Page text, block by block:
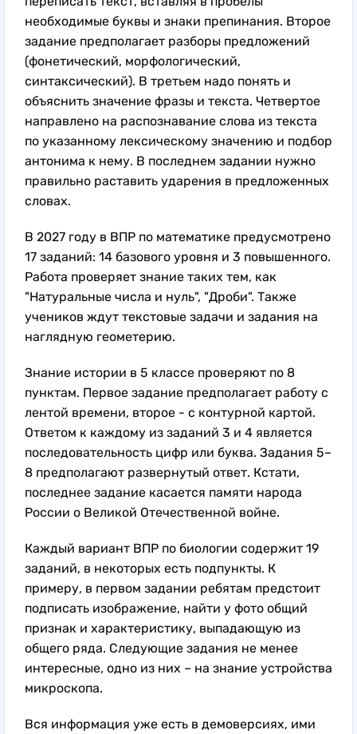
необходимые буквы и знаки препинания. Второе
задание предполагает разборы предложений
(фонетический, морфологический,
синтаксический). В третьем надо понять и
объяснить значение фразы и текста. Четвертое
направлено на распознавание слова из текста
по указанному лексическому значению и подбор
антонима к нему. В последнем задании нужно
правильно раставить ударения в предложенных
словах.
В 2027 году в ВПР по математике предусмотрено
17 заданий: 14 базового уровня и 3 повышенного.
Работа проверяет знание таких тем, как
"Натуральные числа и нуль", "Дроби". Также
учеников ждут текстовые задачи и задания на
наглядную геометерию.
Знание истории в 5 классе проверяют по 8
пунктам. Первое задание предполагает работу с
лентой времени, второе - с контурной картой.
Ответом к каждому из заданий 3 и 4 является
последовательность цифр или буква. Задания 5–
8 предполагают развернутый ответ. Кстати,
последнее задание касается памяти народа
России о Великой Отечественной войне.
Каждый вариант ВПР по биологии содержит 19
заданий, в некоторых есть подпункты. К
примеру, в первом задании ребятам предстоит
подписать изображение, найти у фото общий
признак и характеристику, выпадающую из
общего ряда. Следующие задания не менее
интересные, одно из них – на знание устройства
микроскопа.
Вся информация уже есть в демоверсиях, ими